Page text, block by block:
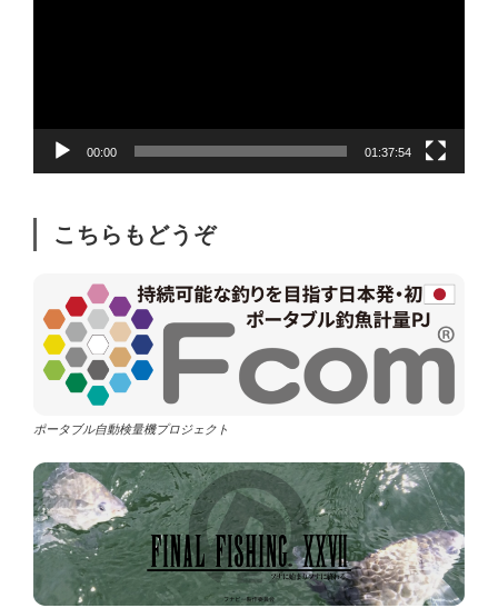
ー
00:00 01:37:54
こちらもどうぞ
ポータブル自動検量機プロジェクト